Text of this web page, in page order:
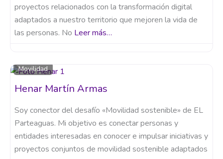
proyectos relacionados con la transformación digital
adaptados a nuestro territorio que mejoren la vida de
las personas. No Leer más…
Movilidad
Henar Martín Armas
Soy conector del desafío «Movilidad sostenible» de EL
Parteaguas. Mi objetivo es conectar personas y
entidades interesadas en conocer e impulsar iniciativas y
proyectos conjuntos de movilidad sostenible adaptados